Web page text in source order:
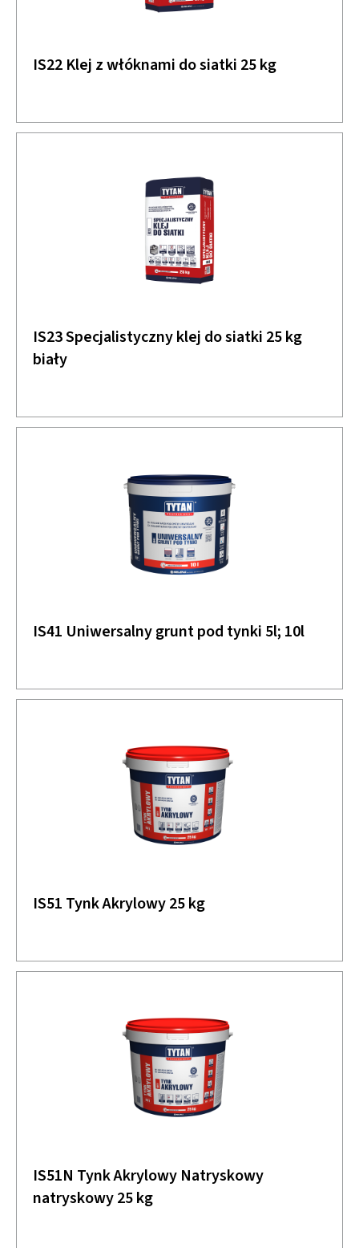
IS22 Klej z włóknami do siatki 25 kg
IS23 Specjalistyczny klej do siatki 25 kg
biały
IS41 Uniwersalny grunt pod tynki 5l; 10l
IS51 Tynk Akrylowy 25 kg
IS51N Tynk Akrylowy Natryskowy
natryskowy 25 kg